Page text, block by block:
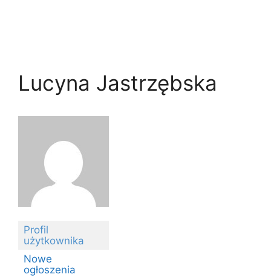
Lucyna Jastrzębska
Profil
użytkownika
Nowe
ogłoszenia